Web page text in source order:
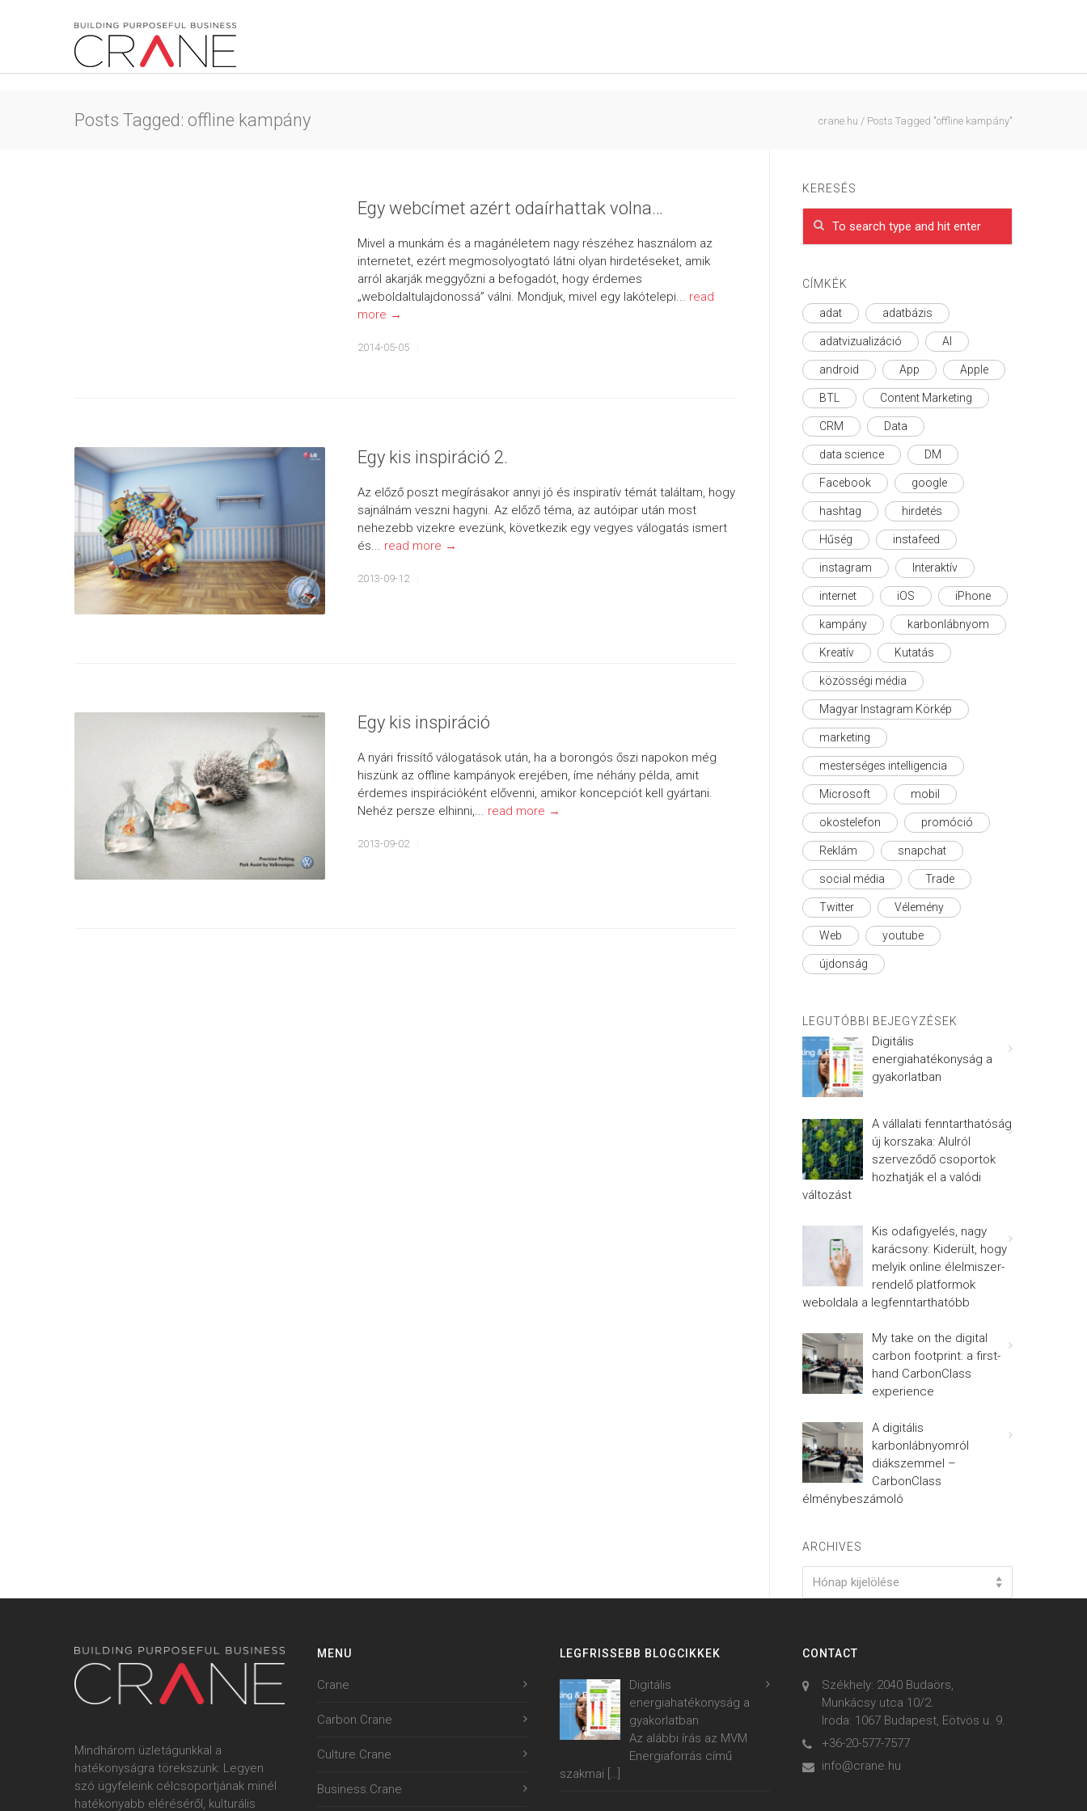
Posts Tagged: offline kampány crane.hu / Posts Tagged "offline kampány"
Egy webcímet azért odaírhattak volna…
Mivel a munkám és a magánéletem nagy részéhez használom az
internetet, ezért megmosolyogtató látni olyan hirdetéseket, amik
arról akarják meggyőzni a befogadót, hogy érdemes
„weboldaltulajdonossá” válni. Mondjuk, mivel egy lakótelepi... read
more →
2014-05-05
Egy kis inspiráció 2.
Az előző poszt megírásakor annyi jó és inspiratív témát találtam, hogy
sajnálnám veszni hagyni. Az előző téma, az autóipar után most
nehezebb vizekre evezünk, következik egy vegyes válogatás ismert
és... read more →
2013-09-12
Egy kis inspiráció
A nyári frissítő válogatások után, ha a borongós őszi napokon még
hiszünk az offline kampányok erejében, íme néhány példa, amit
érdemes inspirációként elővenni, amikor koncepciót kell gyártani.
Nehéz persze elhinni,... read more →
2013-09-02
KERESÉS
CÍMKÉK
adat adatbázis
adatvizualizáció AI
android App Apple
BTL Content Marketing
CRM Data
data science DM
Facebook google
hashtag hirdetés
Hűség instafeed
instagram Interaktív
internet iOS iPhone
kampány karbonlábnyom
Kreatív Kutatás
közösségi média
Magyar Instagram Körkép
marketing
mesterséges intelligencia
Microsoft mobil
okostelefon promóció
Reklám snapchat
social média Trade
Twitter Vélemény
Web youtube
újdonság
LEGUTÓBBI BEJEGYZÉSEK
Digitális
energiahatékonyság a
gyakorlatban
A vállalati fenntarthatóság
új korszaka: Alulról
szerveződő csoportok
hozhatják el a valódi
változást
Kis odafigyelés, nagy
karácsony: Kiderült, hogy
melyik online élelmiszer-
rendelő platformok
weboldala a legfenntarthatóbb
My take on the digital
carbon footprint: a first-
hand CarbonClass
experience
A digitális
karbonlábnyomról
diákszemmel –
CarbonClass
élménybeszámoló
ARCHIVES
Hónap kijelölése
Mindhárom üzletágunkkal a
hatékonyságra törekszünk: Legyen
szó ügyfeleink célcsoportjának minél
hatékonyabb eléréséről, kulturális
MENU
Crane
Carbon.Crane
Culture.Crane
Business.Crane
LEGFRISSEBB BLOGCIKKEK
Digitális
energiahatékonyság a
gyakorlatban
Az alábbi írás az MVM
Energiaforrás című
szakmai
CONTACT
Székhely: 2040 Budaörs,
Munkácsy utca 10/2.
Iroda: 1067 Budapest, Eötvös u. 9.
+36-20-577-7577
info@crane.hu